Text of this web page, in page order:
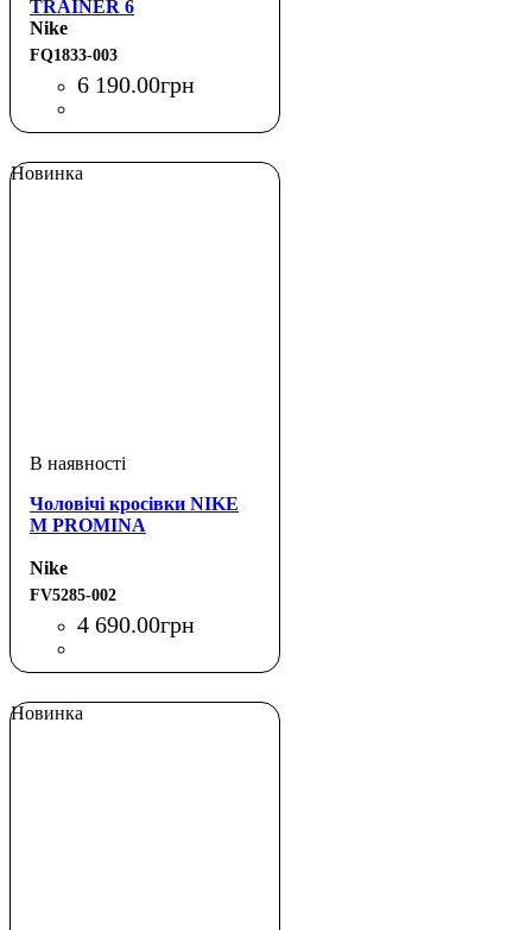
TRAINER 6
Nike
FQ1833-003
6 190.00грн
Новинка
Чоловічі кросівки NIKE
M PROMINA
Nike
FV5285-002
4 690.00грн
Новинка